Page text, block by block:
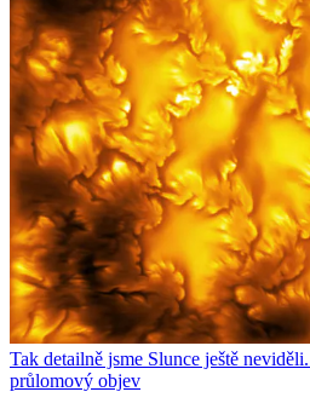
Tak detailně jsme Slunce ještě
průlomový objev